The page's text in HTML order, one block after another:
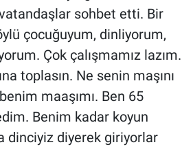
sohbet etti. Bir
çocuğuyum, dinliyorum,
Çok çalışmamız lazım.
toplasın. Ne senin maşını
maaşımı. Ben 65
Benim kadar koyun
dinciyiz diyerek giriyorlar